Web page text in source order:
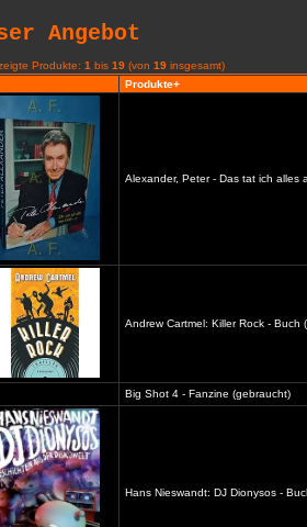
Angebot
Produkte: 1 bis 19 (von 19 insgesamt)
Produkte+
Alexander, Peter - Das tat ich alles
Andrew Cartmel: Killer Rock - Buch
Big Shot 4 - Fanzine (gebraucht)
Hans Nieswandt: DJ Dionysos -